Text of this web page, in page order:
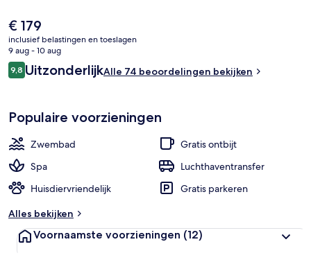
De
huidige
prijs
is
€ 179
€ 179
inclusief belastingen en toeslagen
9 aug - 10 aug
Beoordelingen
9,89,8 op 10 –
UitzonderlijkAlle 74 beoordelingen bekijken
Populaire voorzieningen
Zwembad
Gratis ontbijt
Spa
Luchthaventransfer
Huisdiervriendelijk
Gratis parkeren
Alles bekijken
Voornaamste voorzieningen (12)